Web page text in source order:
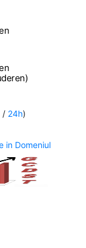
/ 24h)
in Domeniul